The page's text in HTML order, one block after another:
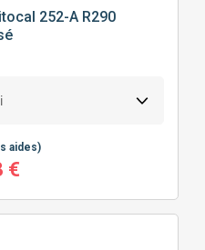
252-A R290
aides)
€